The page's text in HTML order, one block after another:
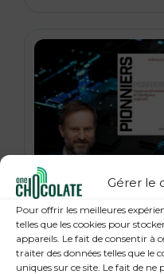
Gérer le
Pour offrir les meilleures
telles que les cookies pour
appareils. Le fait de consentir à
traiter des données telles que
uniques sur ce site. Le fait de ne
21 janvier 2026
« Pionniers »,
Tech : Guillaume